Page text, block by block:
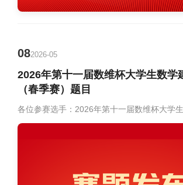
2026年第十一届数维杯大学生数学
（春季赛）题目
082026-05